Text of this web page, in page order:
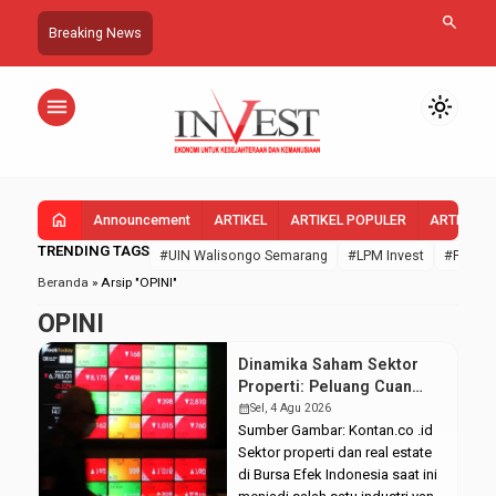
Breaking News search
menu light_mode
home Announcement ARTIKEL ARTIKEL POPULER ARTIKEL
TRENDING TAGS #UIN Walisongo Semarang #LPM Invest
#FEBI
Beranda » Arsip "OPINI"
OPINI
Dinamika Saham Sektor
Properti: Peluang Cuan
Ritel di Tengah Fluktuasi
Pasar Modal
calendar_monthSel, 4 Agu 2026
Sumber Gambar: Kontan.co .id
Sektor properti dan real estate
di Bursa Efek Indonesia saat ini